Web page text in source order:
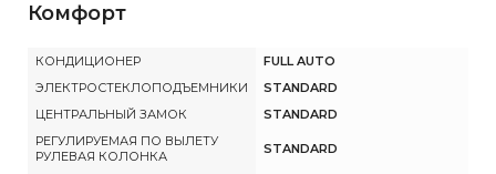
Комфорт
КОНДИЦИОНЕР
FULL AUTO
ЭЛЕКТРОСТЕКЛОПОДЪЕМНИКИ
STANDARD
ЦЕНТРАЛЬНЫЙ ЗАМОК
STANDARD
РЕГУЛИРУЕМАЯ ПО ВЫЛЕТУ
РУЛЕВАЯ КОЛОНКА
STANDARD